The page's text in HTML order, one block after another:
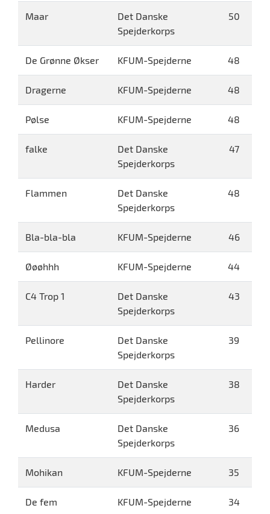
Maar
Det Danske
Spejderkorps
50
De Grønne Økser KFUM-Spejderne 48
Dragerne KFUM-Spejderne 48
Pølse KFUM-Spejderne 48
falke
Det Danske
Spejderkorps
47
Flammen
Det Danske
Spejderkorps
48
Bla-bla-bla KFUM-Spejderne 46
Øøøhhh KFUM-Spejderne 44
C4 Trop 1
Det Danske
Spejderkorps
43
Pellinore
Det Danske
Spejderkorps
39
Harder
Det Danske
Spejderkorps
38
Medusa
Det Danske
Spejderkorps
36
Mohikan KFUM-Spejderne 35
De fem
KFUM-Spejderne 34